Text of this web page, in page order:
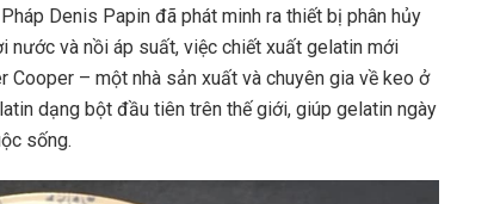
Denis Papin đã phát minh ra thiết bị phân hủy
nước và nồi áp suất, việc chiết xuất gelatin mới
Cooper – một nhà sản xuất và chuyên gia về keo ở
dạng bột đầu tiên trên thế giới, giúp gelatin ngày
sống.